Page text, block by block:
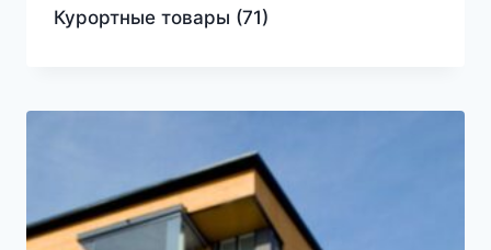
Курортные товары (71)